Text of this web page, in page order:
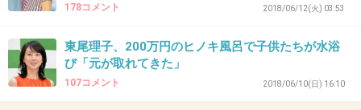
40. 匿名2018/08/11(土) 15:58:26
グレナは外人にわんさかいる！
つむぎも可愛い。結局は名前は関係ない。人間性がよければ問題なし
178コメント 2018/06/12(火) 03:53
東尾理子、200万円のヒノキ風呂で子供たちが水浴
び「元が取れてきた」
107コメント 2018/06/10(日) 16:10